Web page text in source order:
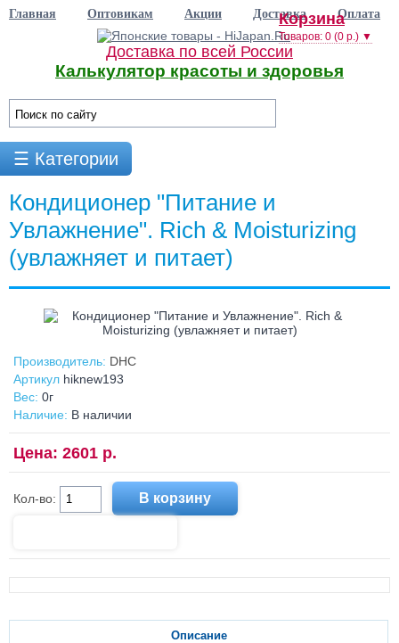
Главная Оптовикам Акции Доставка Оплата
Доставка по всей России
Корзина
Товаров: 0 (0 р.) ▼
Калькулятор красоты и здоровья
☰ Категории
Кондиционер "Питание и
Увлажнение". Rich & Moisturizing
(увлажняет и питает)
Производитель: DHC
Артикул hiknew193
Вес: 0г
Наличие: В наличии
Цена: 2601 р.
Кол-во:
Описание